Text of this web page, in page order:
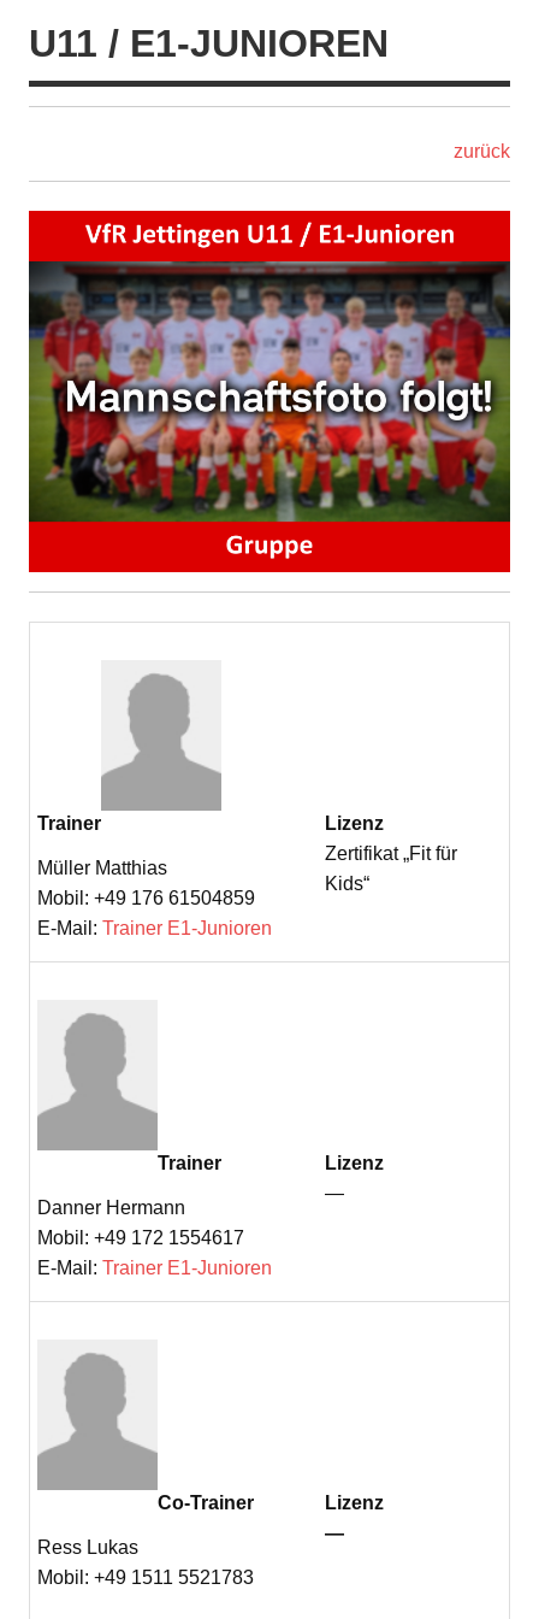
U11 / E1-JUNIOREN
zurück
Trainer
Müller Matthias
Mobil: +49 176 61504859
E-Mail:Trainer E1-Junioren
Lizenz
Zertifikat „Fit für
Kids“
Trainer
Danner Hermann
Mobil: +49 172 1554617
E-Mail:Trainer E1-Junioren
Lizenz
—
Co-Trainer
Ress Lukas
Mobil: +49 1511 5521783
Lizenz
—